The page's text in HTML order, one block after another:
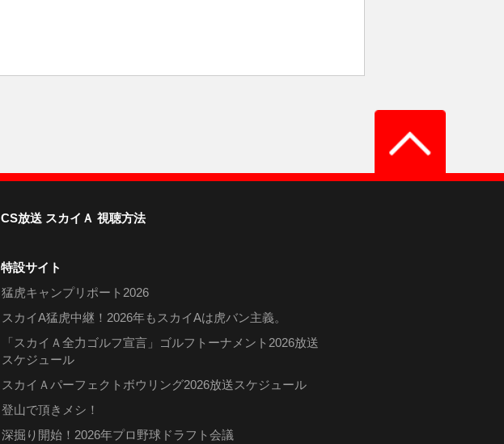
CS放送 スカイＡ 視聴方法
特設サイト
猛虎キャンプリポート2026
スカイA猛虎中継！2026年もスカイAは虎バン主義。
「スカイＡ全力ゴルフ宣言」ゴルフトーナメント2026放送
スケジュール
スカイＡパーフェクトボウリング2026放送スケジュール
登山で頂きメシ！
深掘り開始！2026年プロ野球ドラフト会議